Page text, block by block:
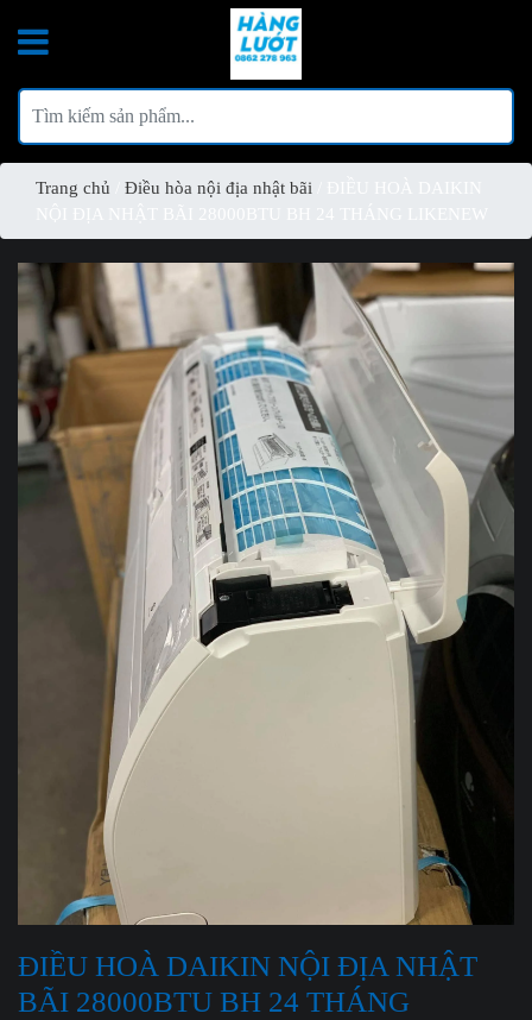
Trang chủ Điều hòa nội địa nhật bãi
ĐIỀU HOÀ DAIKIN NỘI ĐỊA NHẬT
BÃI 28000BTU BH 24 THÁNG